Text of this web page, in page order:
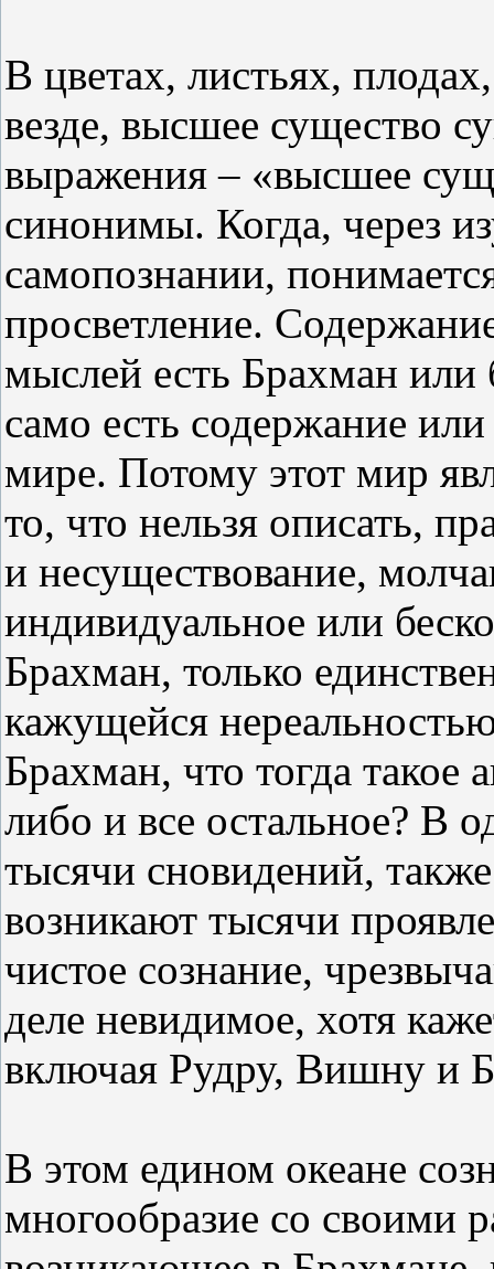
В цветах, листьях,
везде, высшее существо
выражения – «высшее
синонимы. Когда, через
самопознании,
просветление.
мыслей есть Брахман или
само есть содержание
мире. Потому этот мир
то, что нельзя описать,
и несуществование,
индивидуальное или
Брахман, только
кажущейся
Брахман, что тогда такое
либо и все остальное? В
тысячи сновидений,
возникают тысячи
чистое сознание,
деле невидимое, хотя
включая Рудру, Вишну и
В этом едином океане
многообразие со своими